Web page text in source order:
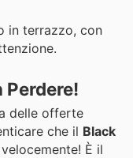
in terrazzo, con
Perdere!
delle offerte
che il Black
È il